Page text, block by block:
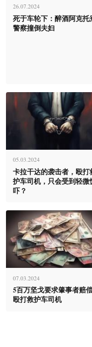
26.07.2024
死于车轮下：醉酒阿克托
警察撞倒夫妇
05.03.2024
卡拉干达的袭击者，殴打
护车司机，只会受到轻微
吓？
07.03.2024
5百万坚戈要求肇事者赔
殴打救护车司机